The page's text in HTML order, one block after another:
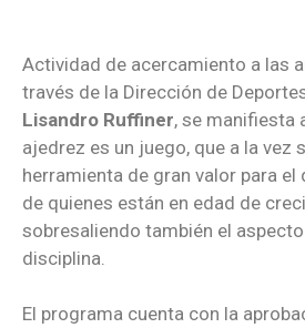
Actividad de acercamiento a las
través de la Dirección de
Lisandro Ruffiner, se manifiesta
ajedrez es un juego, que a la vez
herramienta de gran valor para
de quienes están en edad de
sobresaliendo también el
disciplina.
El programa cuenta con la